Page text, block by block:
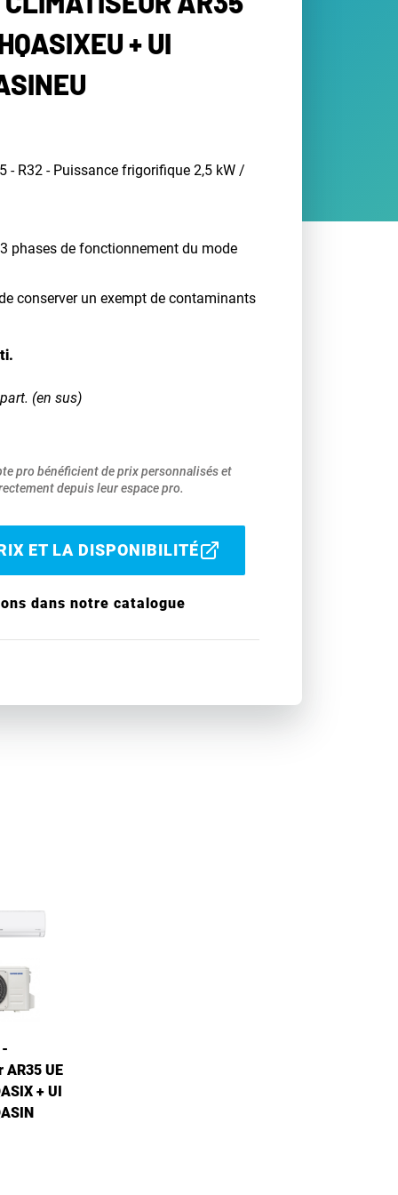
+ UI
- R32 - Puissance frigorifique 2,5 kW /
phases de fonctionnement du mode
conserver un exempt de contaminants
(en sus)
pro bénéficient de prix personnalisés et
depuis leur espace pro.
ET LA DISPONIBILITÉ
dans notre catalogue
UE
+ UI